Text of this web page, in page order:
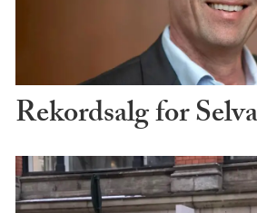
Rekordsalg for